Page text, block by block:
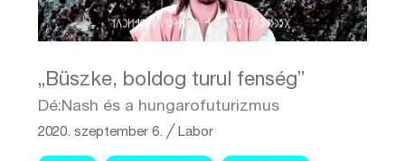
„Büszke, boldog turul fenség”
Dé:Nash és a hungarofuturizmus
2020. szeptember 6. ╱Labor